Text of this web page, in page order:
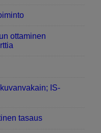
ottaminen
IS-
tasaus